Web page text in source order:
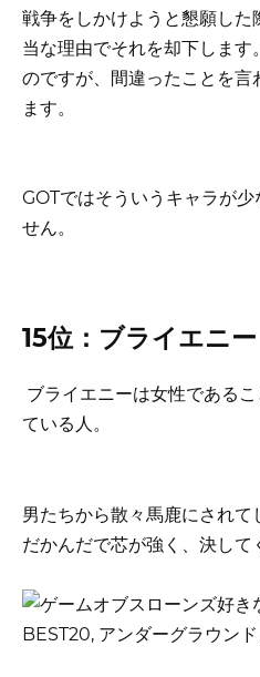
戦争をしかけようと懇願した
当な理由でそれを却下します
のですが、間違ったことを言
ます。
GOTではそういうキャラが
せん。
15位：ブライエニー
ブライエニーは女性である
ている人。
男たちから散々馬鹿にされ
だかんだで芯が強く、決して